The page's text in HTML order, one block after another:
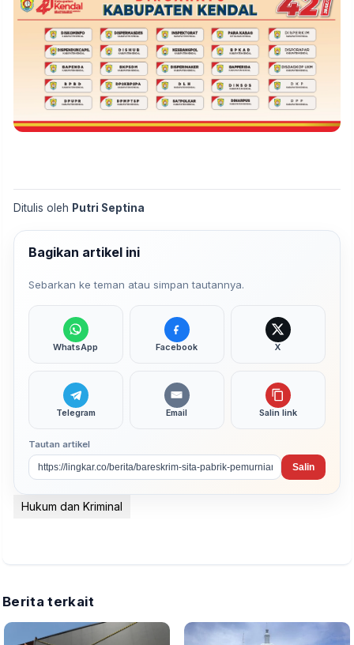
Ditulis oleh Putri Septina
Bagikan artikel ini
Sebarkan ke teman atau simpan tautannya.
WhatsApp Facebook X
Telegram Email Salin link
Tautan artikel
Salin
Hukum dan Kriminal
Berita terkait